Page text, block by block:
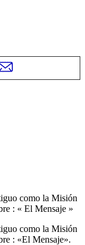
como la Misión
: « El Mensaje »
como la Misión
: «El Mensaje».